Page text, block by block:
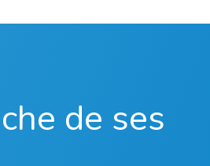
de ses